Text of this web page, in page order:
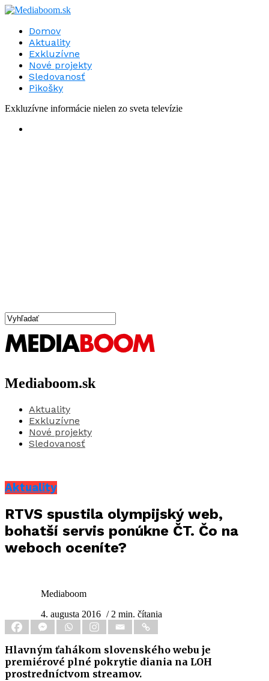
Domov
Aktuality
Exkluzívne
Nové projekty
Sledovanosť
Pikošky
Exkluzívne informácie nielen zo sveta televízie
Mediaboom.sk
Aktuality
Exkluzívne
Nové projekty
Sledovanosť
Aktuality
RTVS spustila olympijský web,
bohatší servis ponúkne ČT. Čo na
weboch oceníte?
Mediaboom
4. augusta 2016 / 2 min. čítania
Hlavným ťahákom slovenského webu je
premiérové plné pokrytie diania na LOH
prostredníctvom streamov.